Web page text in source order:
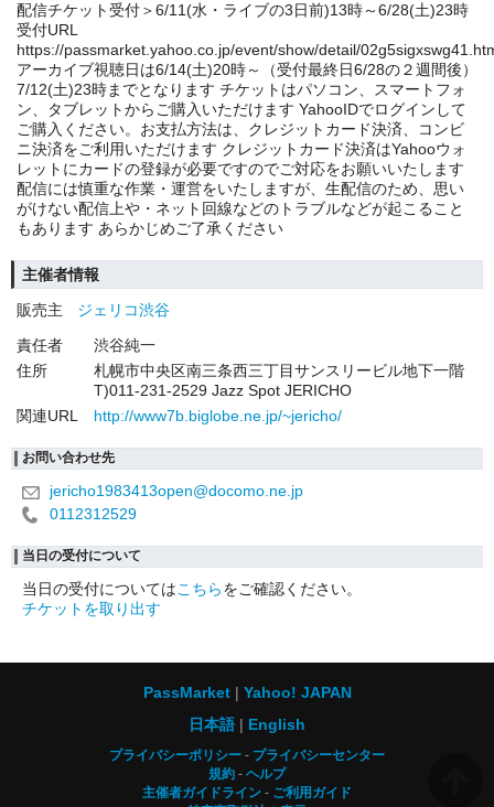
配信チケット受付＞6/11(水・ライブの3日前)13時～6/28(土)23時
受付URL
https://passmarket.yahoo.co.jp/event/show/detail/
アーカイブ視聴日は6/14(土)20時～（受付最終日6/28の２週間後）
7/12(土)23時までとなります チケットはパソコン、スマートフォ
ン、タブレットからご購入いただけます YahooIDでログインして
ご購入ください。お支払方法は、クレジットカード決済、コンビ
ニ決済をご利用いただけます クレジットカード決済はYahooウォ
レットにカードの登録が必要ですのでご対応をお願いいたします
配信には慎重な作業・運営をいたしますが、生配信のため、思い
がけない配信上や・ネット回線などのトラブルなどが起こること
もあります あらかじめご了承ください
主催者情報
販売主
ジェリコ渋谷
責任者
渋谷純一
住所
札幌市中央区南三条西三丁目サンスリービル地下一階
T)011-231-2529 Jazz Spot JERICHO
関連URL
http://www7b.biglobe.ne.jp/~jericho/
お問い合わせ先
jericho1983413open@docomo.ne.jp
0112312529
当日の受付について
当日の受付についてはこちらをご確認ください。
チケットを取り出す
PassMarket
Yahoo! JAPAN
日本語
English
プライバシーポリシー
プライバシーセンター
規約
ヘルプ
主催者ガイドライン
ご利用ガイド